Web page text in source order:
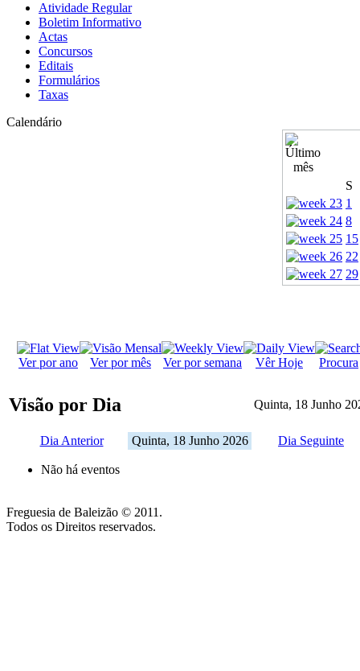
Atividade Regular
Boletim Informativo
Actas
Concursos
Editais
Formulários
Taxas
Calendário
S
1
8
15
22
29
Ver por ano Ver por mês Ver por semana Vêr Hoje Procura
Visão por Dia Quinta, 18 Junho
Dia Anterior Quinta, 18 Junho 2026 Dia Seguinte
Não há eventos
Freguesia de Baleizão © 2011.
Todos os Direitos reservados.